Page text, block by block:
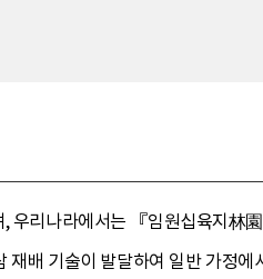
리나라에서는 『임원십육지林
배 기술이 발달하여 일반 가정